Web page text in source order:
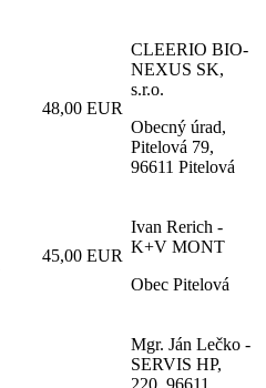
48,00 EUR
CLEERIO BIO-
NEXUS SK,
s.r.o.
Obecný úrad,
Pitelová 79,
96611 Pitelová
45,00 EUR
Ivan Rerich -
K+V MONT
Obec Pitelová
Mgr. Ján Lečko -
SERVIS HP,
220, 96611